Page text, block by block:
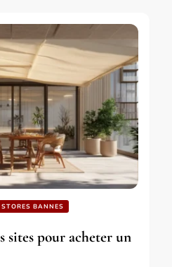
BANNES
sites pour acheter un